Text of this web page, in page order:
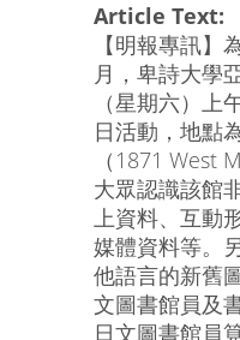
Article Text:
【明報專訊】
月，卑詩大學
（星期六）上
日活動，地點
（1871 West
大眾認識該館
上資料、互動
媒體資料等。
他語言的新舊
文圖書館員及
日文圖書館員